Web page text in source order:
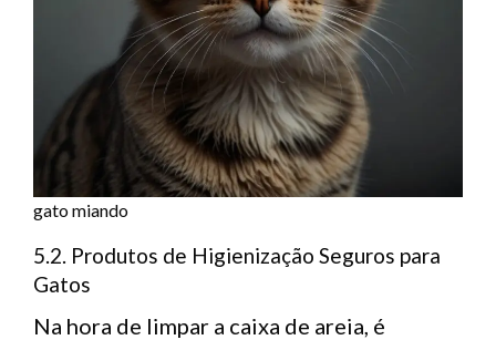
gato miando
5.2. Produtos de Higienização Seguros para
Gatos
Na hora de limpar a caixa de areia, é